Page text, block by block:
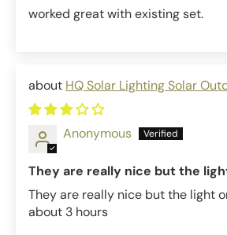
worked great with existing set.
HQ Solar Lighting Solar
Anonymous
They are really nice but the
They are really nice but the light
about 3 hours